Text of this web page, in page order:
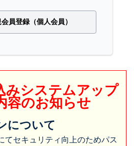
員登録（個人会員）
みシステムアップ
容のお知らせ
について
てセキュリティ向上のためパス